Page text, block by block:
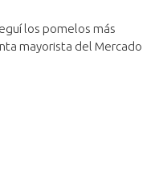
los pomelos más
mayorista del Mercado